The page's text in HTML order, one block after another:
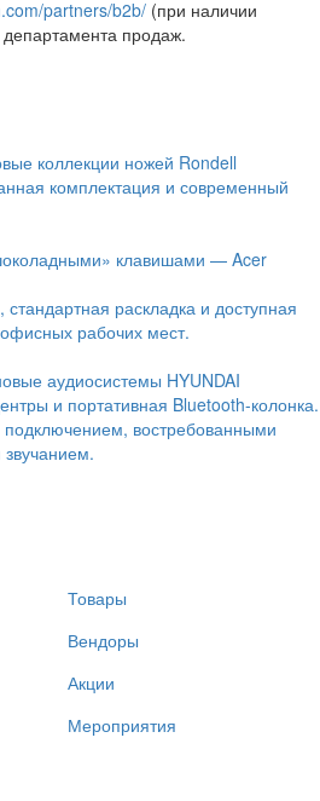
partners/b2b/ (при наличии
продаж.
коллекции ножей Rondell
комплектация и современный
клавишами — Acer
раскладка и доступная
рабочих мест.
аудиосистемы HYUNDAI
и портативная Bluetooth-колонка.
востребованными
Товары
Вендоры
Акции
Мероприятия